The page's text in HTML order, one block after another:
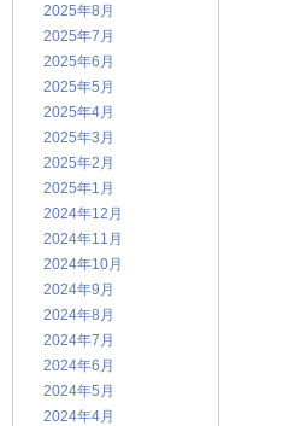
2025年8月
2025年7月
2025年6月
2025年5月
2025年4月
2025年3月
2025年2月
2025年1月
2024年12月
2024年11月
2024年10月
2024年9月
2024年8月
2024年7月
2024年6月
2024年5月
2024年4月